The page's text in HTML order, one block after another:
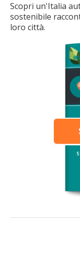
Scopri un'Italia
sostenibile
loro città.